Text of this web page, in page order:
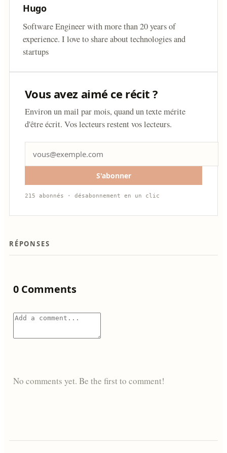
Hugo
Software Engineer with more than 20 years of
experience. I love to share about technologies and
startups
Vous avez aimé ce récit ?
Environ un mail par mois, quand un texte mérite
d'être écrit. Vos lecteurs restent vos lecteurs.
S'abonner
215 abonnés · désabonnement en un clic
RÉPONSES
0 Comments
No comments yet. Be the first to comment!